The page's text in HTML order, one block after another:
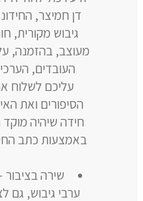
דן חמיצר,
גיבוש מקורית,
מעוצב, בהזמנה,
העובדים,
עליכם לשלוח
הסיפורים ואת
חידה שיהיה
באמצעות כתב
שירה
ערבי גיבוש, גם